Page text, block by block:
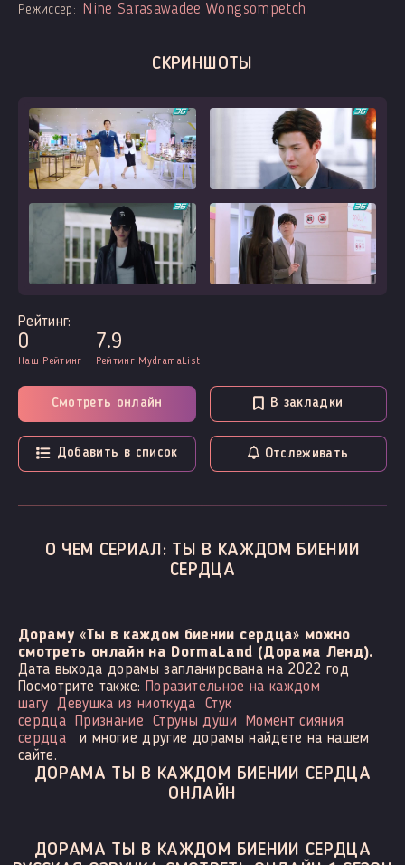
Режиссер: Nine Sarasawadee Wongsompetch
СКРИНШОТЫ
Рейтинг:
0
Наш Рейтинг
7.9
Рейтинг MydramaList
Смотреть онлайн В закладки
Добавить в список Отслеживать
О ЧЕМ СЕРИАЛ: ТЫ В КАЖДОМ БИЕНИИ
СЕРДЦА
Дораму «Ты в каждом биении сердца» можно
смотреть онлайн на DormaLand (Дорама Ленд).
Дата выхода дорамы запланирована на 2022 год
Посмотрите также: Поразительное на каждом
шагу
Девушка из ниоткуда
Стук
сердца
Признание Струны души
Момент сияния
сердца
и многие другие дорамы найдете на нашем
сайте.
ДОРАМА ТЫ В КАЖДОМ БИЕНИИ СЕРДЦА
ОНЛАЙН
ДОРАМА ТЫ В КАЖДОМ БИЕНИИ СЕРДЦА